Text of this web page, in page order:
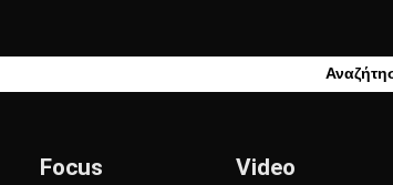
Focus Video